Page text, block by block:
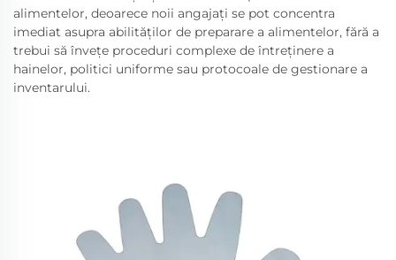
alimentelor, deoarece noii angajați se pot concentra
imediat asupra abilităților de preparare a alimentelor, fără a
trebui să învețe proceduri complexe de întreținere a
hainelor, politici uniforme sau protocoale de gestionare a
inventarului.